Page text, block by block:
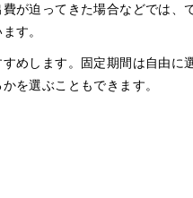
が迫ってきた場合などでは、
す。
めします。固定期間は自由に
を選ぶこともできます。